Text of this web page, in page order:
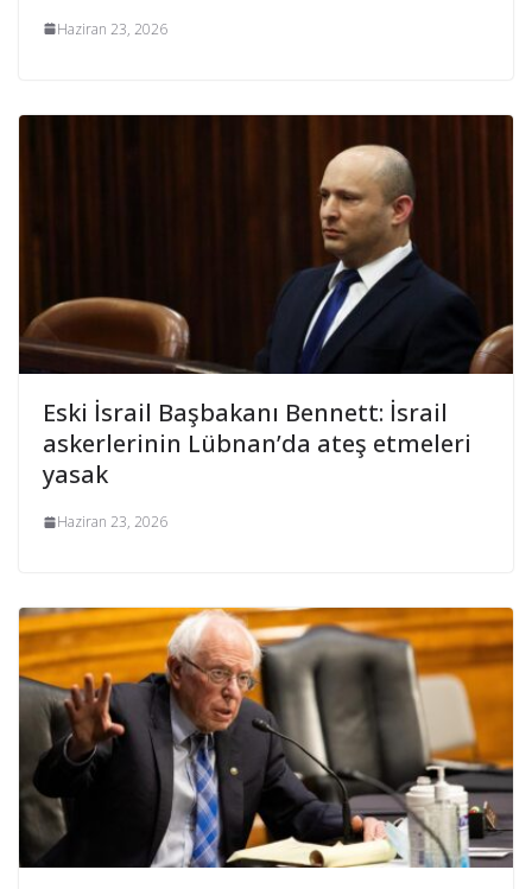
Haziran 23, 2026
Eski İsrail Başbakanı Bennett: İsrail
askerlerinin Lübnan’da ateş etmeleri
yasak
Haziran 23, 2026